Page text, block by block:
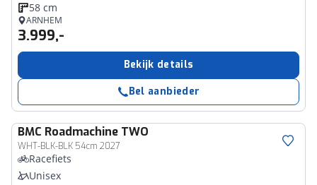
58 cm
ARNHEM
3.999,-
Bekijk details
Bel aanbieder
BMC Roadmachine TWO
WHT-BLK-BLK 54cm 2027
Racefiets
Unisex